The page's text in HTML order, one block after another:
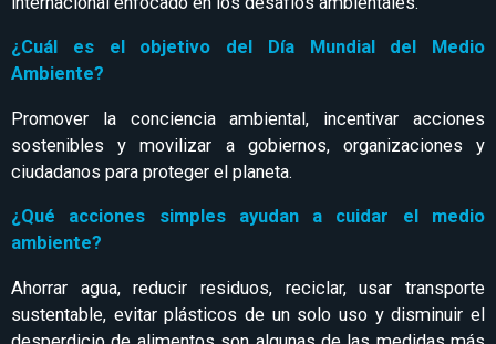
¿Cuál es el objetivo del Día Mundial del Medio
Ambiente?
Promover la conciencia ambiental, incentivar acciones
sostenibles y movilizar a gobiernos, organizaciones y
ciudadanos para proteger el planeta.
¿Qué acciones simples ayudan a cuidar el medio
ambiente?
Ahorrar agua, reducir residuos, reciclar, usar transporte
sustentable, evitar plásticos de un solo uso y disminuir el